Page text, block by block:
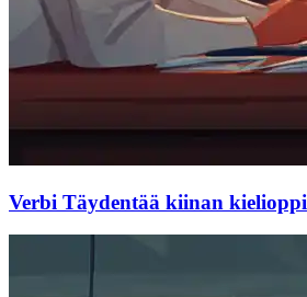
Verbi Täydentää kiinan kielioppi